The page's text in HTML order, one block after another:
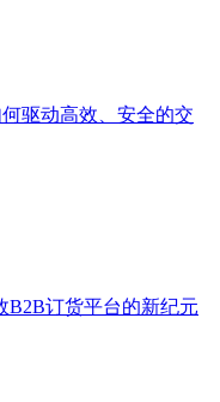
驱动高效、安全的交
B2B订货平台的新纪元